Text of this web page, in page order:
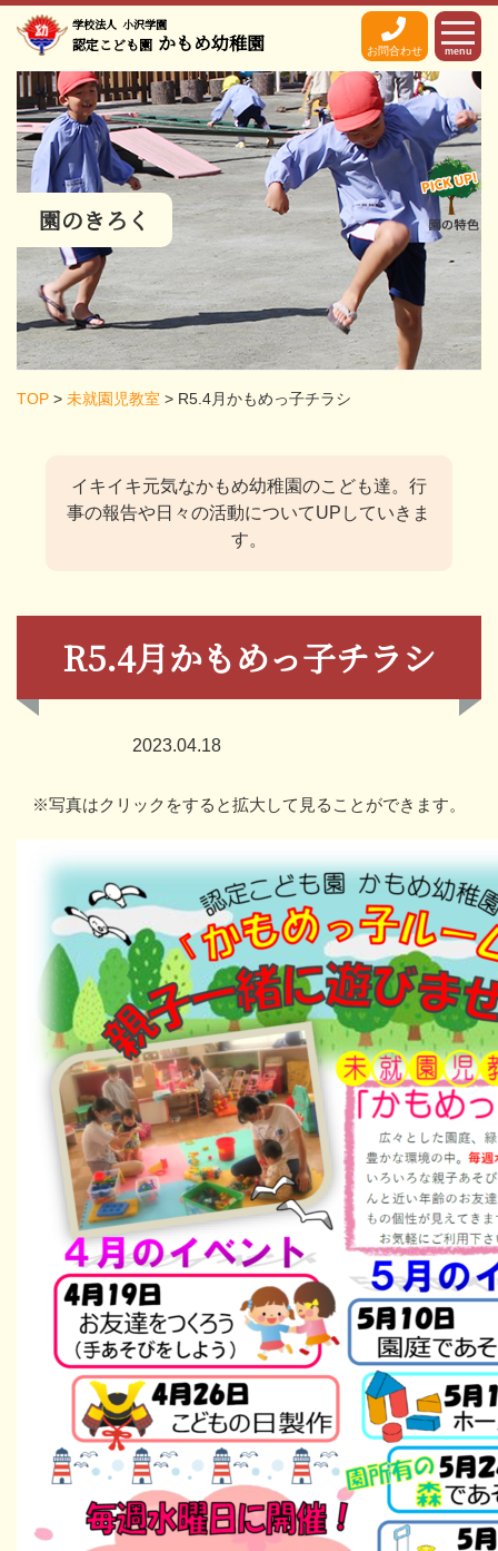
学校法人 小沢学園
認定こども園 かもめ幼稚園 お問合わせ menu
園のきろく
TOP > 未就園児教室 > R5.4月かもめっ子チラシ
イキイキ元気なかもめ幼稚園のこども達。 行
事の報告や日々の活動についてUPしていきま
す。
R5.4月かもめっ子チラシ
2023.04.18
※写真はクリックをすると拡大して見ることができます。